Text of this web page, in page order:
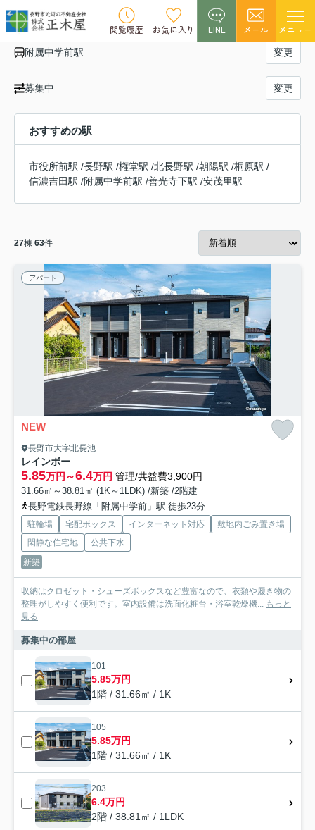
閲覧履歴 お気に入り LINE メール メニュー
長野電鉄長野線 附属中学前駅の賃貸物件一覧
附属中学前駅 変更
募集中 変更
おすすめの駅
市役所前駅 /長野駅 /権堂駅 /北長野駅 /朝陽駅 /桐原駅 /
信濃吉田駅 /附属中学前駅 /善光寺下駅 /安茂里駅
27棟 63件
アパート
NEW
長野市大字北長池
レインボー
5.85万円～6.4万円 管理/共益費3,900円
31.66㎡～38.81㎡ (1K～1LDK) /新築 /2階建
長野電鉄長野線「附属中学前」駅 徒歩23分
駐輪場 宅配ボックス インターネット対応
敷地内ごみ置き場
閑静な住宅地
公共下水
新築
収納はクロゼット・シューズボックスなど豊富なので、衣類や履き物の
整理がしやすく便利です。室内設備は洗面化粧台・浴室乾燥機... もっと
見る
募集中の部屋
101
5.85万円
1階 / 31.66㎡ / 1K
105
5.85万円
1階 / 31.66㎡ / 1K
203
6.4万円
2階 / 38.81㎡ / 1LDK